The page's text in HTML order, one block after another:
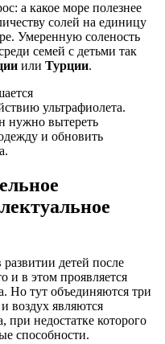
а какое море полезнее
солей на единицу
Умеренную соленость
семей с детьми так
или Турции.
ультрафиолета.
нужно вытереть
и обновить
детей после
и в этом проявляется
Но тут объединяются три
воздух являются
при недостатке которого
способности.